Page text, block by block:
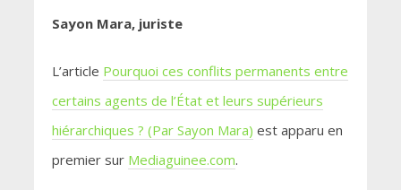
Sayon Mara, juriste
L’article Pourquoi ces conflits permanents entre
certains agents de l’État et leurs supérieurs
hiérarchiques ? (Par Sayon Mara) est apparu en
premier sur Mediaguinee.com.